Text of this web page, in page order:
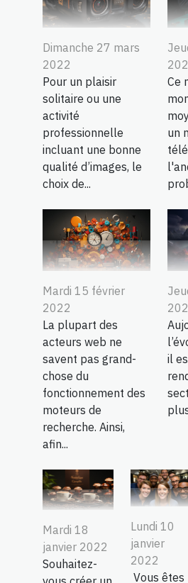
Dimanche 27 mars
2022
Pour un plaisir
solitaire ou une
activité
professionnelle
incluant une bonne
qualité d’images, le
choix de...
Ce
un
Mardi 15 février
2022
La plupart des
acteurs web ne
savent pas grand-
chose du
fonctionnement des
moteurs de
recherche. Ainsi,
afin...
il
Mardi 18
janvier 2022
Souhaitez-
Lundi 10
janvier
2022
Vous êtes